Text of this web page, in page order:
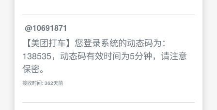
@10691871
【美团打车】您登录系统的动态码为：
138535，动态码有效时间为5分钟，请注意
保密。
接收时间: 362天前